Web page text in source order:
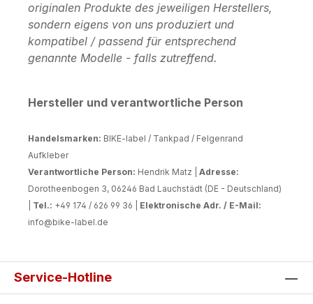
originalen Produkte des jeweiligen Herstellers,
sondern eigens von uns produziert und
kompatibel / passend für entsprechend
genannte Modelle - falls zutreffend.
Hersteller und verantwortliche Person
Handelsmarken: BIKE-label / Tankpad / Felgenrand
Aufkleber
Verantwortliche Person: Hendrik Matz | Adresse:
Dorotheenbogen 3, 06246 Bad Lauchstädt (DE - Deutschland)
Tel.: +49 174 / 626 99 36 | Elektronische Adr. / E-Mail:
info@bike-label.de
Service-Hotline